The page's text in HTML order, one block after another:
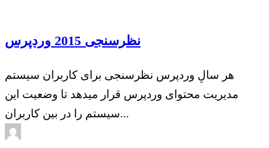
نظرسنجی 2015 وردپرس
هر سالِ وردپرس نظرسنجی برای کاربران سیستم
مدیریت محتوای وردپرس قرار میدهد تا وضعیت این
سیستم را در بین کاربران...